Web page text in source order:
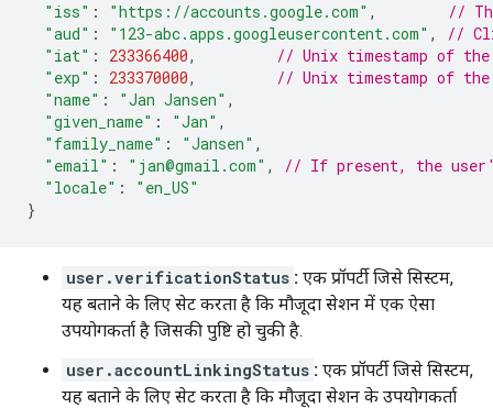
"iss" : "https://accounts.google.com" ,
//
"aud" : "123-abc.apps.googleusercontent.com" ,
//
"iat" : 233366400,
// Unix timestamp of
"exp" : 233370000,
// Unix timestamp of
"name" : "Jan Jansen" ,
"given_name" : "Jan" ,
"family_name" : "Jansen" ,
"email" : "jan@gmail.com" ,
// If present, the
"locale" :
"en_US"
}
user.verificationStatus : एक प्रॉपर्टी जिसे सिस्टम,
यह बताने के लिए सेट करता है कि मौजूदा सेशन में एक ऐसा
उपयोगकर्ता है जिसकी पुष्टि हो चुकी है.
user.accountLinkingStatus : एक प्रॉपर्टी जिसे सिस्टम,
यह बताने के लिए सेट करता है कि मौजूदा सेशन के उपयोगकर्ता